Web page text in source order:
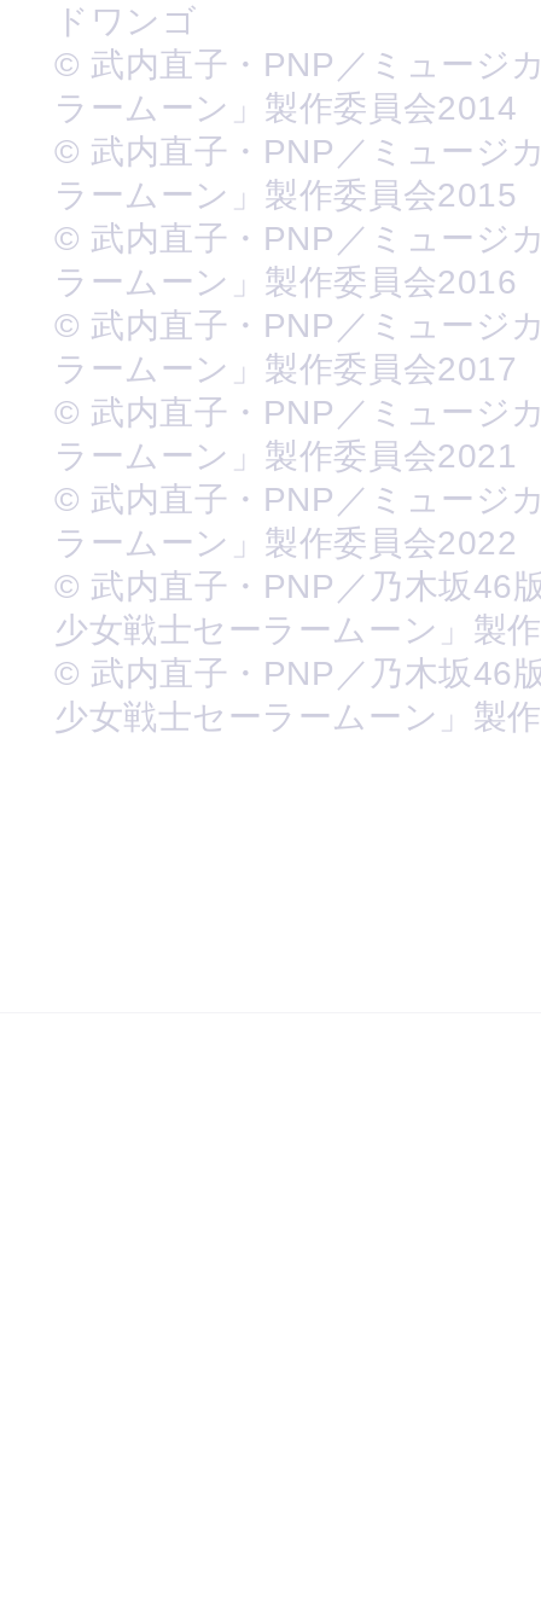
ドワンゴ
© 武内直子・PNP／ミュージ
ラームーン」製作委員会2014
© 武内直子・PNP／ミュージ
ラームーン」製作委員会2015
© 武内直子・PNP／ミュージ
ラームーン」製作委員会2016
© 武内直子・PNP／ミュージ
ラームーン」製作委員会2017
© 武内直子・PNP／ミュージ
ラームーン」製作委員会2021
© 武内直子・PNP／ミュージ
ラームーン」製作委員会2022
© 武内直子・PNP／乃木坂46
少女戦士セーラームーン」製
© 武内直子・PNP／乃木坂46
少女戦士セーラームーン」製